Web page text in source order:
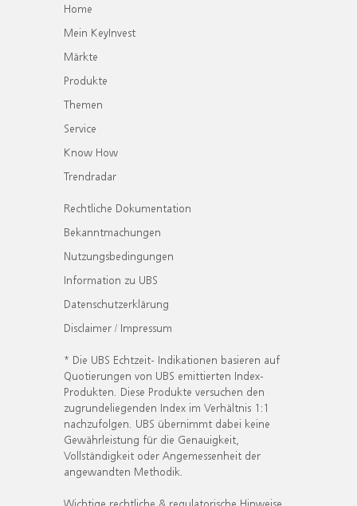
Home
Mein KeyInvest
Märkte
Produkte
Themen
Service
Know How
Trendradar
Rechtliche Dokumentation
Bekanntmachungen
Nutzungsbedingungen
Information zu UBS
Datenschutzerklärung
Disclaimer / Impressum
* Die UBS Echtzeit- Indikationen basieren auf
Quotierungen von UBS emittierten Index-
Produkten. Diese Produkte versuchen den
zugrundeliegenden Index im Verhältnis 1:1
nachzufolgen. UBS übernimmt dabei keine
Gewährleistung für die Genauigkeit,
Vollständigkeit oder Angemessenheit der
angewandten Methodik.